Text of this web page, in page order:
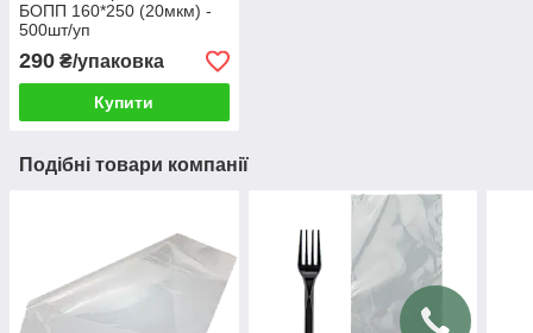
БОПП 160*250 (20мкм) -
500шт/уп
290 ₴/упаковка
Купити
Подібні товари компанії